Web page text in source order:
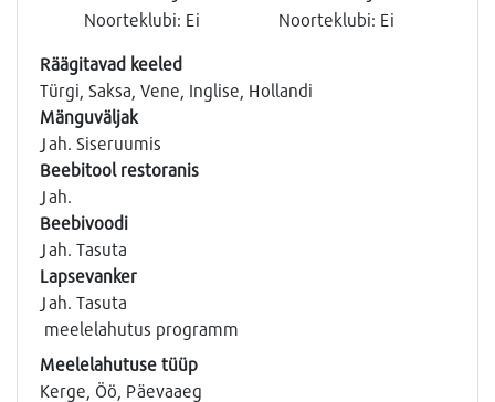
Noorteklubi: Ei
Noorteklubi: Ei
Räägitavad keeled
Türgi, Saksa, Vene, Inglise, Hollandi
Mänguväljak
Jah. Siseruumis
Beebitool restoranis
Jah.
Beebivoodi
Jah. Tasuta
Lapsevanker
Jah. Tasuta
meelelahutus programm
Meelelahutuse tüüp
Kerge, Öö, Päevaaeg